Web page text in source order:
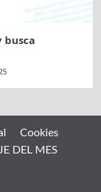
busca
Cookies
DEL MES